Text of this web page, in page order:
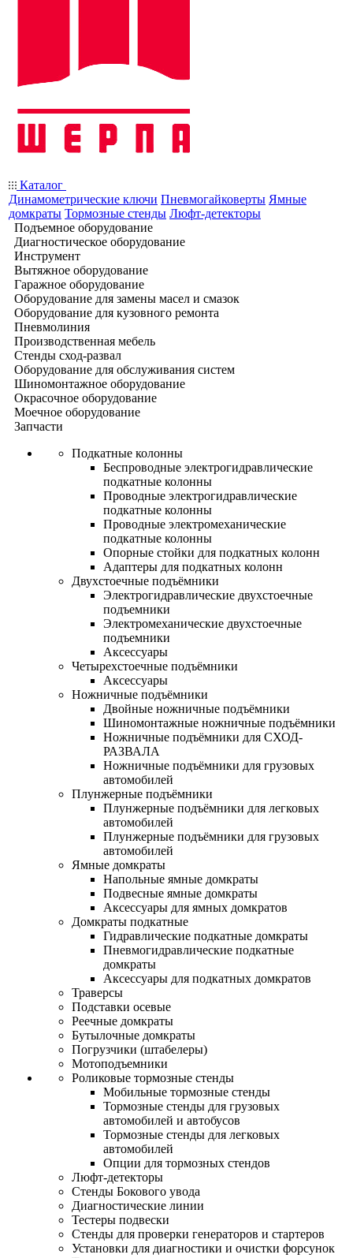
Каталог
Динамометрические ключи Пневмогайковерты Ямные
домкраты Тормозные стенды Люфт-детекторы
Подъемное оборудование
Диагностическое оборудование
Инструмент
Вытяжное оборудование
Гаражное оборудование
Оборудование для замены масел и смазок
Оборудование для кузовного ремонта
Пневмолиния
Производственная мебель
Стенды сход-развал
Оборудование для обслуживания систем
Шиномонтажное оборудование
Окрасочное оборудование
Моечное оборудование
Запчасти
Подкатные колонны
Беспроводные электрогидравлические
подкатные колонны
Проводные электрогидравлические
подкатные колонны
Проводные электромеханические
подкатные колонны
Опорные стойки для подкатных колонн
Адаптеры для подкатных колонн
Двухстоечные подъёмники
Электрогидравлические двухстоечные
подъемники
Электромеханические двухстоечные
подъемники
Аксессуары
Четырехстоечные подъёмники
Аксессуары
Ножничные подъёмники
Двойные ножничные подъёмники
Шиномонтажные ножничные подъёмники
Ножничные подъёмники для СХОД-
РАЗВАЛА
Ножничные подъёмники для грузовых
автомобилей
Плунжерные подъёмники
Плунжерные подъёмники для легковых
автомобилей
Плунжерные подъёмники для грузовых
автомобилей
Ямные домкраты
Напольные ямные домкраты
Подвесные ямные домкраты
Аксессуары для ямных домкратов
Домкраты подкатные
Гидравлические подкатные домкраты
Пневмогидравлические подкатные
домкраты
Аксессуары для подкатных домкратов
Траверсы
Подставки осевые
Реечные домкраты
Бутылочные домкраты
Погрузчики (штабелеры)
Мотоподъемники
Роликовые тормозные стенды
Мобильные тормозные стенды
Тормозные стенды для грузовых
автомобилей и автобусов
Тормозные стенды для легковых
автомобилей
Опции для тормозных стендов
Люфт-детекторы
Стенды Бокового увода
Диагностические линии
Тестеры подвески
Стенды для проверки генераторов и стартеров
Установки для диагностики и очистки форсунок